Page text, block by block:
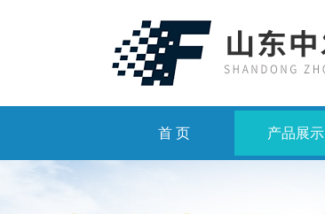
首 页 产品展示